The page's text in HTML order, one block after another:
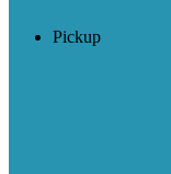
Pickup